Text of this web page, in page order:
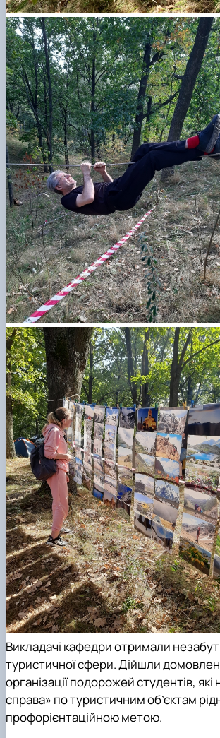
Викладачі кафедри отримали
туристичної сфери. Дійшли
організації подорожей студентів,
справа» по туристичним об’єктам
профорієнтаційною метою.